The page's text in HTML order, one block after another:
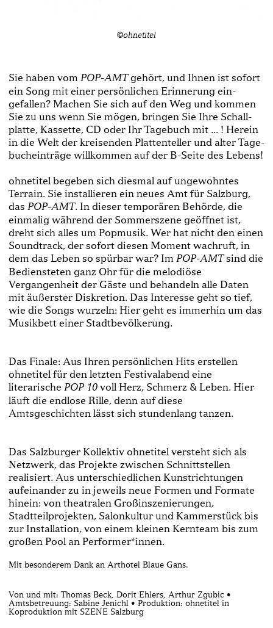
©ohnetitel
Sie haben vom POP­-AMTgehört, und Ihnen ist sofort
ein Song mit einer persönlichen Erinnerung ein­
gefallen? Machen Sie sich auf den Weg und kommen
Sie zu uns wenn Sie mögen, bringen Sie Ihre Schall­
platte, Kassette, CD oder Ihr Tagebuch mit ... ! Herein
in die Welt der kreisenden Plattenteller und alter Tage­
bucheinträge willkommen auf der B-­Seite des Lebens!
ohnetitel begeben sich diesmal auf ungewohntes
Terrain. Sie installieren ein neues Amt für Salzburg,
das POP-­AMT. In dieser temporären Behörde, die
einmalig während der Sommerszene geöffnet ist,
dreht sich alles um Popmusik. Wer hat nicht den einen
Soundtrack, der sofort diesen Moment wachruft, in
dem das Leben so spürbar war? Im POP­-AMTsind die
Bediensteten ganz Ohr für die melodiöse
Vergangenheit der Gäste und behandeln alle Daten
mit äußerster Diskretion. Das Interesse geht so tief,
wie die Songs wurzeln: Hier geht es immerhin um das
Musikbett einer Stadtbevölkerung.
Das Finale: Aus Ihren persönlichen Hits erstellen
ohnetitel für den letzten Festivalabend eine
literarische POP 10 voll Herz, Schmerz & Leben. Hier
läuft die endlose Rille, denn auf diese
Amtsgeschichten lässt sich stundenlang tanzen.
Das Salzburger Kollektiv ohnetitel versteht sich als
Netzwerk, das Projekte zwischen Schnittstellen
realisiert. Aus unterschiedlichen Kunstrichtungen
aufeinander zu in jeweils neue Formen und Formate
hinein: von theatralen Großinszenierungen,
Stadtteilprojekten, Salonkultur und Kammerstück bis
zur Installation, von einem kleinen Kernteam bis zum
großen Pool an Performer*innen.
Mit besonderem Dank an Arthotel Blaue Gans.
Von und mit: Thomas Beck, Dorit Ehlers, Arthur Zgubic •
Amtsbetreuung: Sabine Jenichl • Produktion: ohnetitel in
Koproduktion mit SZENE Salzburg